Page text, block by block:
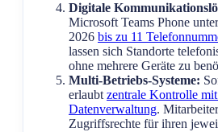
Digitale
Microsoft Teams Phone
2026 bis zu 11
lassen sich Standorte
ohne mehrere Geräte zu
Multi-Betriebs-Systeme:
erlaubt zentrale Kontrolle
Datenverwaltung.
Zugriffsrechte für ihren